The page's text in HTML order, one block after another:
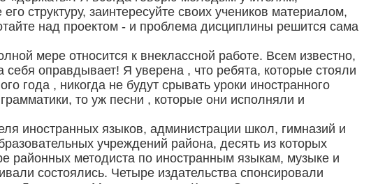
структуру, заинтересуйте своих учеников материалом,
над проектом - и проблема дисциплины решится сама
мере относится к внеклассной работе. Всем известно,
себя оправдывает! Я уверена , что ребята, которые стояли
года , никогда не будут срывать уроки иностранного
то уж песни , которые они исполняли и
иностранных языков, администрации школ, гимназий и
учреждений района, десять из которых
районных методиста по иностранным языкам, музыке и
состоялись. Четыре издательства спонсировали